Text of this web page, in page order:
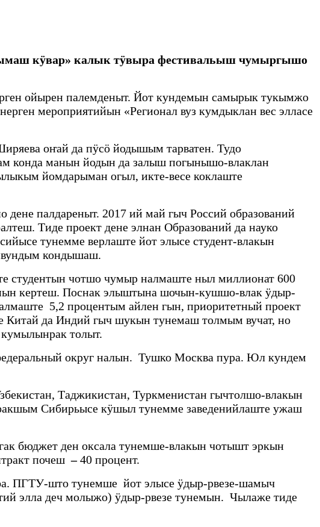
кӱвар» калык тӱвыра фестивальыш чумыргышо
ойырен палемденыт. Йот кундемын самырык тукымжо
мероприятийын «Регионал вуз кумдыклан вес элласе
оҥай да пӱсӧ йодышым тарватен. Тудо
конда манын йодын да залыш погынышо-влаклан
йомдарыман огыл, икте-весе коклаште
палдареныт. 2017 ий май гыч Россий образований
Тиде проект дене элнан Образований да науко
тунемме верлаште йот элысе студент-влакын
кондышаш.
студентын чотшо чумыр налмаште ныл миллионат 600
кертеш. Поснак элыштына шочын-кушшо-влак ӱдыр-
5,2 процентым айлен гын, приоритетный проект
да Индий гыч шукын тунемаш толмым вучат, но
толыт.
округ налын. Тушко Москва пура. Юл кундем
Таджикистан, Туркменистан гычтолшо-влакын
Сибирьысе кӱшыл тунемме заведенийлаште ужаш
бюджет ден оксала тунемше-влакын чотышт эркын
почеш –40 процент.
ПГТУ-што тунемше йот элысе ӱдыр-рвезе-шамыч
элла деч молыжо) ӱдыр-рвезе тунемын. Чылаже тиде